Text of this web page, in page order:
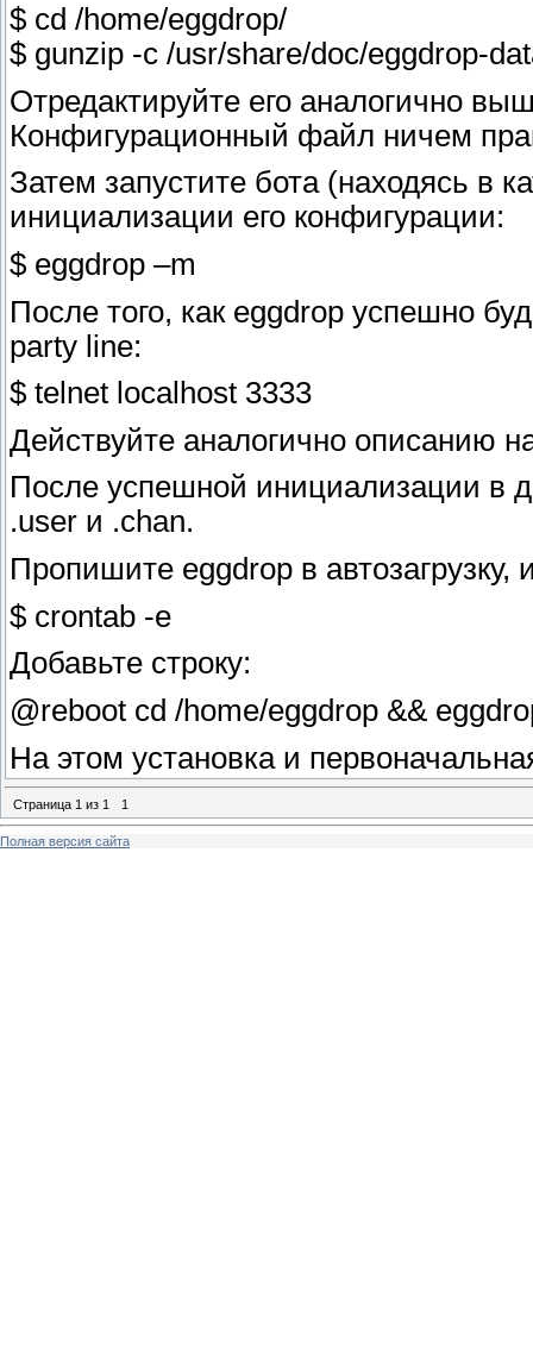
$ cd /home/eggdrop/
$ gunzip -c /usr/share/doc/eggdrop-
Отредактируйте его аналогично
Конфигурационный файл ничем
Затем запустите бота (находясь в
инициализации его конфигурации:
$ eggdrop –m
После того, как eggdrop успешно
party line:
$ telnet localhost 3333
Действуйте аналогично описанию
После успешной инициализации в
.user и .chan.
Пропишите eggdrop в автозагрузку,
$ crontab -e
Добавьте строку:
@reboot cd /home/eggdrop &&
На этом установка и
Страница 1 из 1 1
Полная версия сайта